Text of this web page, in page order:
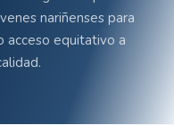
nariñenses para
acceso equitativo a